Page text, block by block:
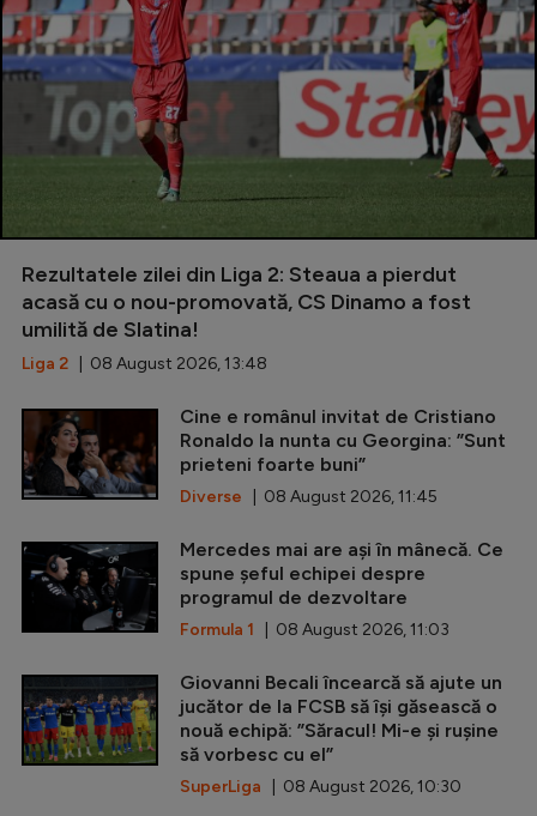
Rezultatele zilei din Liga 2: Steaua a pierdut
acasă cu o nou-promovată, CS Dinamo a fost
umilită de Slatina!
Liga 2 | 08 August 2026, 13:48
Cine e românul invitat de Cristiano
Ronaldo la nunta cu Georgina: ”Sunt
prieteni foarte buni”
Diverse | 08 August 2026, 11:45
Mercedes mai are ași în mânecă. Ce
spune șeful echipei despre
programul de dezvoltare
Formula 1 | 08 August 2026, 11:03
Giovanni Becali încearcă să ajute un
jucător de la FCSB să își găsească o
nouă echipă: ”Săracul! Mi-e și rușine
să vorbesc cu el”
SuperLiga | 08 August 2026, 10:30